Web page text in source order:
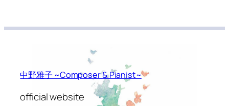
中野雅子 ~Composer & Pianist~
official website